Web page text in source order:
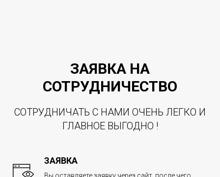
ЗАЯВКА НА
СОТРУДНИЧЕСТВО
СОТРУДНИЧАТЬ С НАМИ ОЧЕНЬ ЛЕГКО И
ГЛАВНОЕ ВЫГОДНО !
ЗАЯВКА